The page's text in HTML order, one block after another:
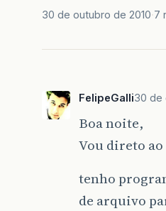
30 de outubro de 2010 7
FelipeGalli30 de
Boa noite,
Vou direto
tenho
de arquivo